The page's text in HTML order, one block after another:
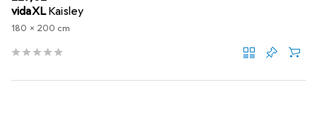
vidaXL Kaisley
180 x 200 cm